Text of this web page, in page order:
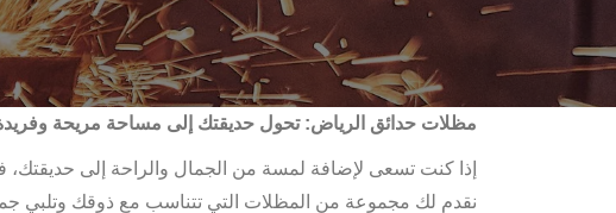
مظلات حدائق الرياض: تحول حديقتك إلى مساحة مريحة
إذا كنت تسعى لإضافة لمسة من الجمال والراحة إلى حديقتك،
نقدم لك مجموعة من المظلات التي تتناسب مع ذوقك وتلبي